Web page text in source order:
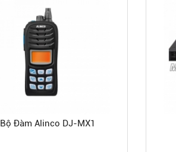
Bộ Đàm Alinco DJ-MX1